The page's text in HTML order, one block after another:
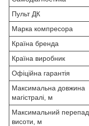
Пульт ДК
Марка компресора
Країна бренда
Країна виробник
Офіційна гарантія
Максимальна довжина
магістралі, м
Максимальний перепад
висоти, м